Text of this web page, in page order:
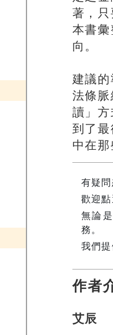
著，只
本書
向。
建議
法條
讀」方
到了
中在那
有疑問
歡迎點
無論
務。
我們
作者
艾辰